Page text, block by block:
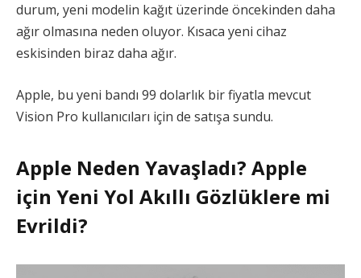
durum, yeni modelin kağıt üzerinde öncekinden daha
ağır olmasına neden oluyor. Kısaca yeni cihaz
eskisinden biraz daha ağır.
Apple, bu yeni bandı 99 dolarlık bir fiyatla mevcut
Vision Pro kullanıcıları için de satışa sundu.
Apple Neden Yavaşladı? Apple
için Yeni Yol Akıllı Gözlüklere mi
Evrildi?